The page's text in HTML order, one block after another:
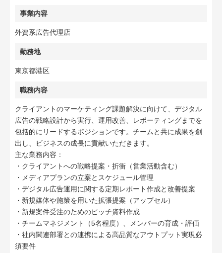
事業内容
外資系広告代理店
勤務地
東京都港区
職務内容
クライアントのマーケティング課題解決に向けて、デジタル
広告の戦略設計から実行、運用改善、レポーティングまでを
包括的にリードするポジションです。チームと共に成果を創
出し、ビジネスの成長に貢献いただきます。
主な業務内容：
・クライアントへの戦略提案・折衝（営業活動含む）
・メディアプランの立案とスケジュール管理
・デジタル広告運用に関する定期レポート作成と改善提案
・新規媒体や施策を用いた拡張提案（アップセル）
・新規案件受注のためのピッチ資料作成
・チームマネジメント（5名程度）、メンバーの育成・評価
・社内関連部署との連携による高品質なアウトプット実現必
須要件